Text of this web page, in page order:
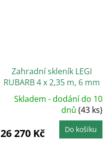
Zahradní skleník LEGI
RUBARB 4 x 2,35 m, 6 mm
Skladem - dodání do 10
dnů (43 ks)
26 270 Kč Do košíku